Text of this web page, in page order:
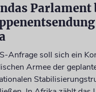
Anfrage soll sich ein
Armee der